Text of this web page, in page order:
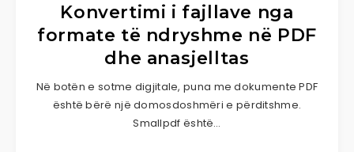
Konvertimi i fajllave nga
formate të ndryshme në PDF
dhe anasjelltas
Në botën e sotme digjitale, puna me dokumente PDF
është bërë një domosdoshmëri e përditshme.
Smallpdf është…